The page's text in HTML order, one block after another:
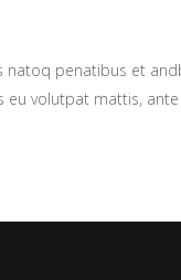
penatibus et
volutpat mattis,